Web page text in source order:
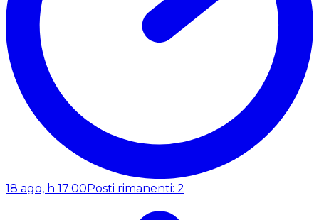
18 ago, h 17:00Posti rimanenti: 2